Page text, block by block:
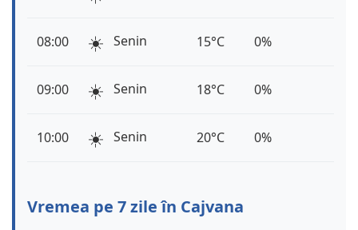
08:00 ☀️ Senin 15°C 0%
09:00 ☀️ Senin 18°C 0%
10:00 ☀️ Senin 20°C 0%
Vremea pe 7 zile în Cajvana